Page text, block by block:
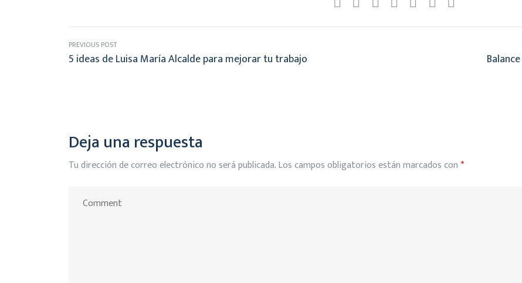
PREVIOUS POST
5 ideas de Luisa María Alcalde para mejorar tu trabajo
Deja una respuesta
Tu dirección de correo electrónico no será publicada.Los campos obligatorios están marcados con*